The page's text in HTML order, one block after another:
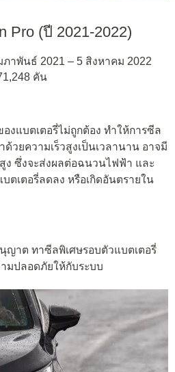
Pro (ปี 2021-2022)
าพันธ์ 2021 – 5 สิงหาคม 2022
คัน
งแบตเตอรี่ไม่ถูกต้อง ทำให้การซีล
วยความเร็วสูงเป็นเวลานาน อาจมี
ง ซึ่งจะส่งผลต่อฉนวนไฟฟ้า และ
ตเตอรี่ลดลง หรือเกิดอันตรายใน
ญาต ทาซีลพิเศษรอบตัวแบตเตอรี่
มปลอดภัยให้กับระบบ